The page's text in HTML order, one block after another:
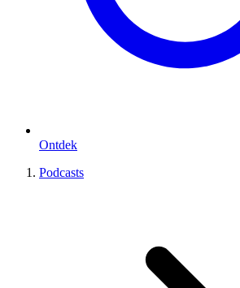
Ontdek
Podcasts